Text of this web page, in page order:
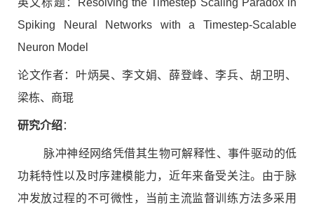
Spiking Neural Networks with a Timestep-Scalable
Neuron Model
论文作者：叶炳昊、李文娟、薛登峰、李兵、胡卫明、
梁栋、商琨
研究介绍：
脉冲神经网络凭借其生物可解释性、事件驱动的低
功耗特性以及时序建模能力，近年来备受关注。由于脉
冲发放过程的不可微性，当前主流监督训练方法多采用